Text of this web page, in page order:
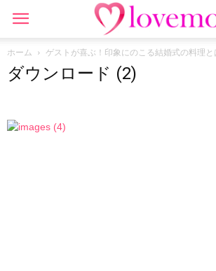
ホーム ゲストが喜ぶ！印象にのこる結婚式の料理と
ダウンロード (2)